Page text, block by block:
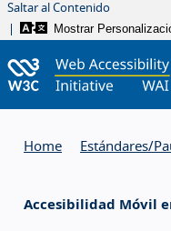
Saltar al Contenido
Mostrar
Home Estándares/
Accesibilidad Móvil